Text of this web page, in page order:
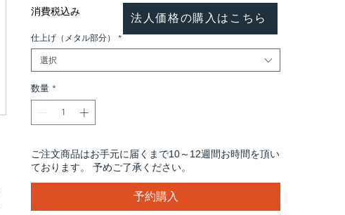
消費税込み
仕上げ（メタル部分） *
選択
数量 *
ご注文商品はお手元に届くまで10～12週間お時間を頂い
ております。 予めご了承ください。
予約購入
法人価格の購入はこちら